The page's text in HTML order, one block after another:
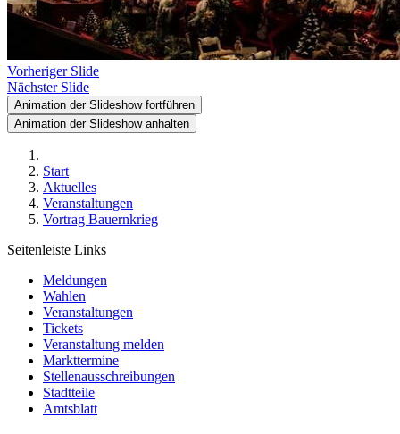
Vorheriger Slide
Nächster Slide
Animation der Slideshow fortführen
Animation der Slideshow anhalten
Start
Aktuelles
Veranstaltungen
Vortrag Bauernkrieg
Seitenleiste Links
Meldungen
Wahlen
Veranstaltungen
Tickets
Veranstaltung melden
Markttermine
Stellenausschreibungen
Stadtteile
Amtsblatt